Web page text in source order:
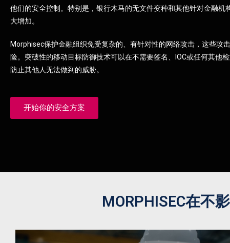
他们的安全控制。特别是，银行木马的无文件变种和其他针对金融机
大增加。
Morphisec保护金融组织免受复杂的、有针对性的网络攻击，这些攻
险。突破性的移动目标防御技术可以在不需要签名、IOC或任何其他
防止其他人无法做到的威胁。
开始你的安全方案
MORPHISEC在不